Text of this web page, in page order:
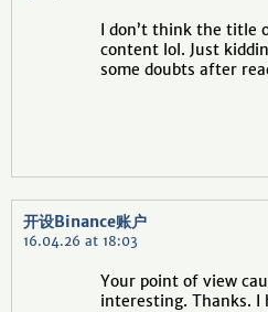
I don’t think the title
content lol. Just
some doubts after
开设Binance账户
16.04.26 at 18:03
Your point of view
interesting. Thanks. I